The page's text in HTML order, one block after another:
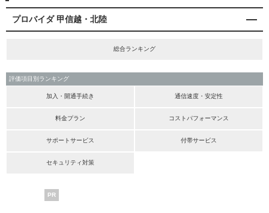
プロバイダ 甲信越・北陸
総合ランキング
評価項目別ランキング
加入・開通手続き 通信速度・安定性
料金プラン コストパフォーマンス
サポートサービス 付帯サービス
セキュリティ対策
PR